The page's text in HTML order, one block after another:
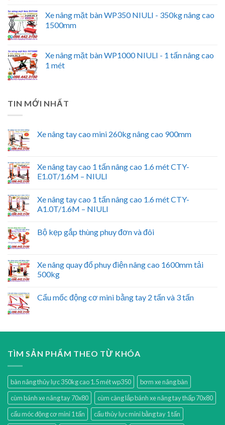
Xe nâng mặt bàn WP350 NIULI - 350kg nâng cao
1500mm
Xe nâng mặt bàn WP1000 NIULI - 1 tấn nâng cao
1 mét
TIN MỚI NHẤT
Xe nâng tay cao mini 260kg nâng cao 900mm
Xe nâng tay cao 1 tấn nâng cao 1.6 mét CTY-
E1.0T/1.6M – NIULI
Xe nâng tay cao 1 tấn nâng cao 1.6 mét CTY-
A1.0T/1.6M – NIULI
Bộ kẹp gắp thùng phuy đơn và đôi
Xe nâng quay đổ phuy điện nâng cao 1600mm tải
500kg
Cẩu mốc động cơ mini bằng tay 2 tấn và 3 tấn
TÌM SẢN PHẨM THEO TỪ KHÓA
bàn nâng thủy lực 350kg cao 1.5 mét wp350
bơm xe nâng bàn
cùm bánh xe nâng tay 70x80
cùm càng lắp bánh xe nâng tay thấp 70x80
cẩu móc động cơ mini 1 tấn
cẩu thủy lực mini bằng tay 1 tấn